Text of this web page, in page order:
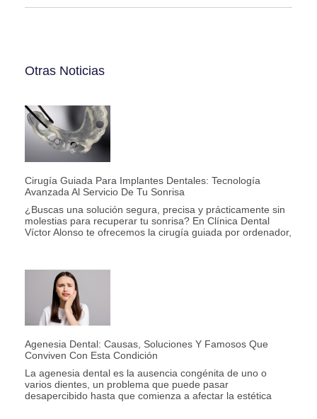
Otras Noticias
Cirugía Guiada Para Implantes Dentales: Tecnología
Avanzada Al Servicio De Tu Sonrisa
¿Buscas una solución segura, precisa y prácticamente sin
molestias para recuperar tu sonrisa? En Clínica Dental
Víctor Alonso te ofrecemos la cirugía guiada por ordenador,
Agenesia Dental: Causas, Soluciones Y Famosos Que
Conviven Con Esta Condición
La agenesia dental es la ausencia congénita de uno o
varios dientes, un problema que puede pasar
desapercibido hasta que comienza a afectar la estética